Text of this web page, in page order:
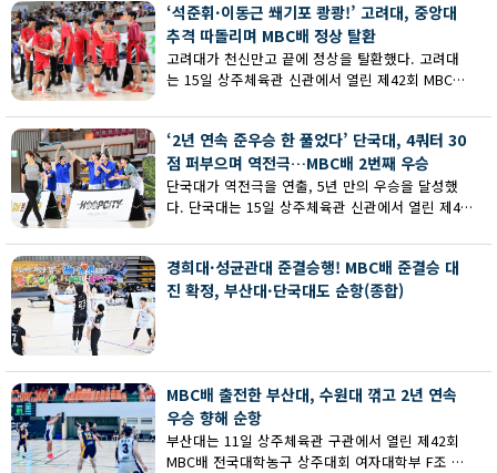
‘석준휘·이동근 쐐기포 쾅쾅!’ 고려대, 중앙대
추격 따돌리며 MBC배 정상 탈환
고려대가 천신만고 끝에 정상을 탈환했다. 고려대
는 15일 상주체육관 신관에서 열린 제42회 MBC배
추격을 따돌리며 73-62로 승리했다.
‘2년 연속 준우승 한 풀었다’ 단국대, 4쿼터 30
점 퍼부으며 역전극…MBC배 2번째 우승
단국대가 역전극을 연출, 5년 만의 우승을 달성했
다. 단국대는 15일 상주체육관 신관에서 열린 제42
서 부산대에 73-67로 역전승했다.
경희대·성균관대 준결승행! MBC배 준결승 대
진 확정, 부산대·단국대도 순항(종합)
MBC배 출전한 부산대, 수원대 꺾고 2년 연속
우승 향해 순항
부산대는 11일 상주체육관 구관에서 열린 제42회
MBC배 전국대학농구 상주대회 여자대학부 F조 예